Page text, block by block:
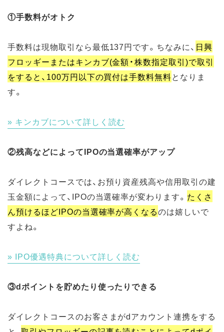
①手数料がオトク
手数料は現物取引なら最低137円です。ちなみに、 日興
フロッギーまたはキンカブ(金額・株数指定取引)で取引
をすると、100万円以下の買付は手数料無料となりま
す。
キンカブについて詳しく読む
②残高などによってIPOの当選確率がアップ
ダイレクトコースでは、お預り資産残高や信用取引の建
玉金額によって、IPOの当選確率が変わります。 たくさ
ん預けるほどIPOの当選確率が高くなるのは嬉しいで
すよね。
IPO優遇特典について詳しく読む
③dポイントを貯めたり使ったりできる
ダイレクトコースのお客さまがdアカウント連携をする